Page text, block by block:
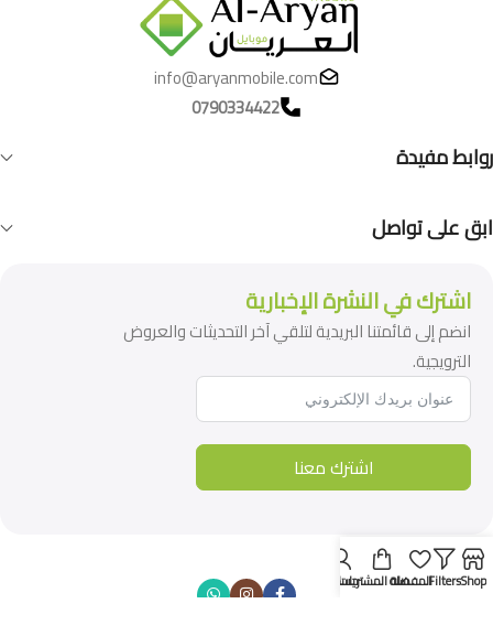
info@aryanmobile.com
0790334422
روابط مفيدة
ابق على تواصل
اشترك في النشرة الإخبارية
انضم إلى قائمتنا البريدية لتلقي آخر التحديثات والعروض
الترويجية.
اشترك معنا
Shop
Filtersالمفضلةسلة المشتريات
حسابي